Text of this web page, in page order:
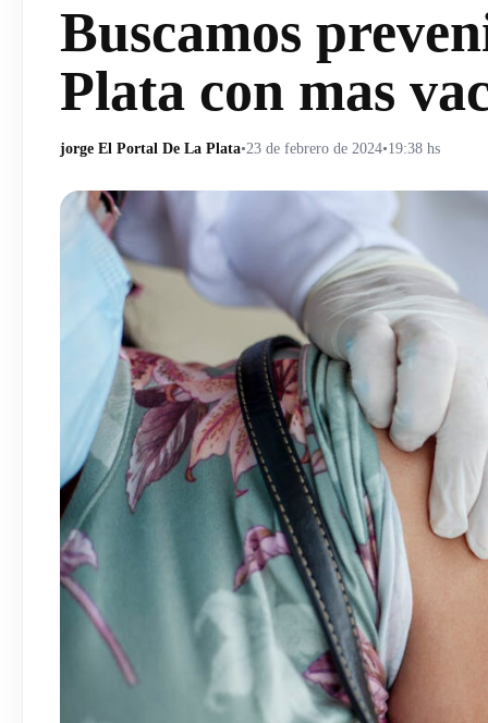
Buscamos
Plata con mas
jorge El Portal De La Plata•23 de febrero de 2024•19:38 hs